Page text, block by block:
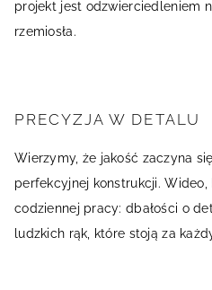
projekt jest odzwierciedleniem
rzemiosła.
PRECYZJA W DETALU
Wierzymy, że jakość zaczyna
perfekcyjnej konstrukcji.
codziennej pracy: dbałości o
ludzkich rąk, które stoją za